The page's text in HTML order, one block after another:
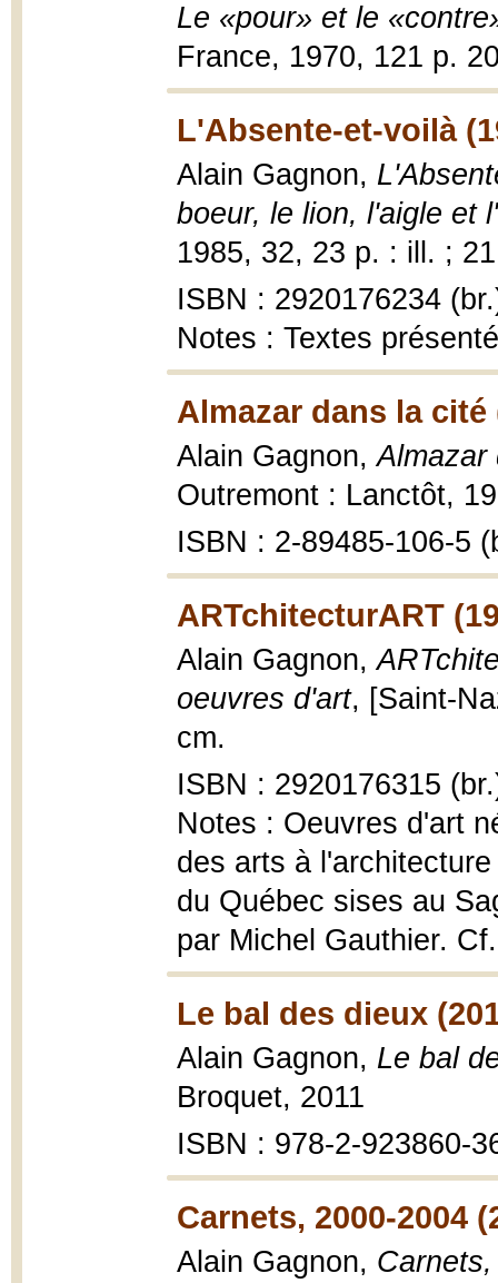
Le «pour» et le
France, 1970, 121 p.
L'Absente-et-voilà
Alain Gagnon,
boeur, le lion, l'aigle et
1985, 32, 23 p. : ill. ;
ISBN : 2920176234
Notes : Textes
Almazar dans la cité
Alain Gagnon,Almazar
Outremont : Lanctôt,
ISBN : 2-89485-106-5
ARTchitecturART
Alain Gagnon,
oeuvres d'art, [Saint-
cm.
ISBN : 2920176315
Notes : Oeuvres d'art
des arts à
du Québec sises au
par Michel Gauthier.
Le bal des dieux
Alain Gagnon, Le bal
Broquet, 2011
ISBN : 978-2-923860-
Carnets, 2000-2004
Alain Gagnon,